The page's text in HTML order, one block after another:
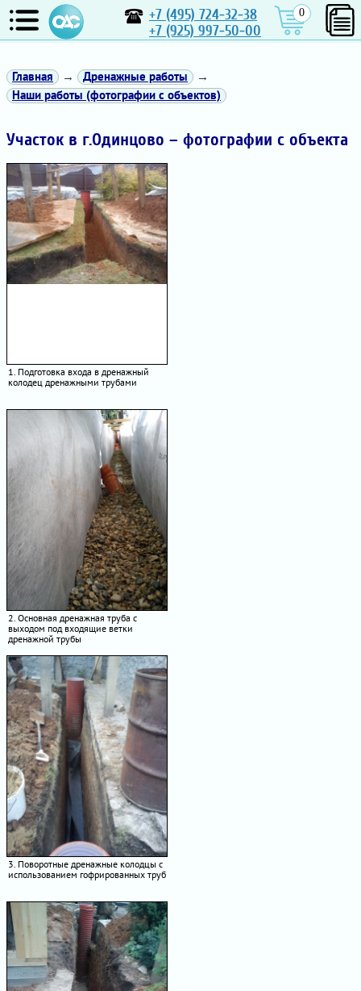
+7 (495) 724-32-38
+7 (925) 997-50-00
0
Главная → Дренажные работы
→
Наши работы (фотографии с объектов)
Участок в г.Одинцово – фотографии с объекта
1. Подготовка входа в дренажный
колодец дренажными трубами
2. Основная дренажная труба с
выходом под входящие ветки
дренажной трубы
3. Поворотные дренажные колодцы с
использованием гофрированных труб